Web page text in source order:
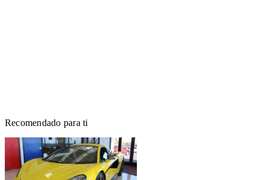
Recomendado para ti